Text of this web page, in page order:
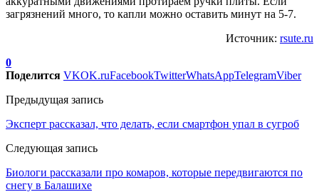
загрязнений много, то капли можно оставить минут на 5-7.
Источник: rsute.ru
0
Поделится VKOK.ruFacebookTwitterWhatsAppTelegramViber
Предыдущая запись
Эксперт рассказал, что делать, если смартфон упал в сугроб
Следующая запись
Биологи рассказали про комаров, которые передвигаются по
снегу в Балашихе